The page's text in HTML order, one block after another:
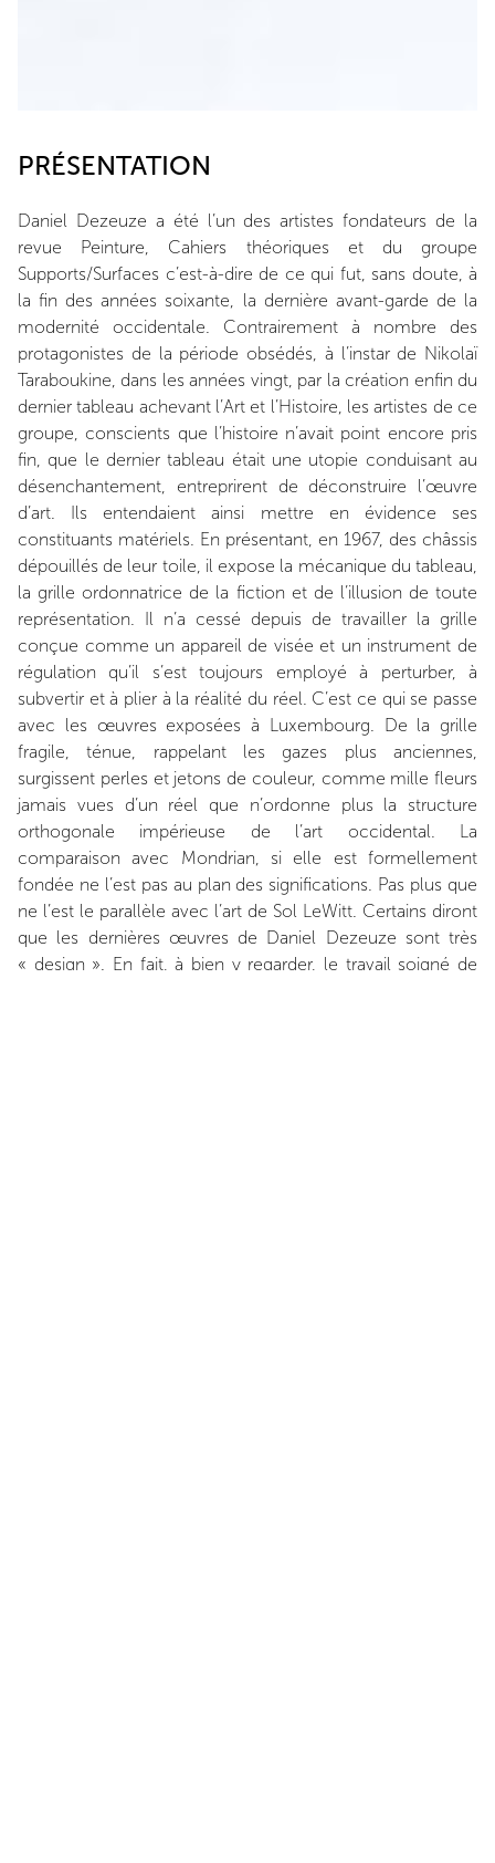
PRÉSENTATION
Daniel Dezeuze a été l’un des artistes fondateurs de la
revue Peinture, Cahiers théoriques et du groupe
Supports/Surfaces c’est-à-dire de ce qui fut, sans doute, à
la fin des années soixante, la dernière avant-garde de la
modernité occidentale. Contrairement à nombre des
protagonistes de la période obsédés, à l’instar de Nikolaï
Taraboukine, dans les années vingt, par la création enfin du
dernier tableau achevant l’Art et l’Histoire, les artistes de ce
groupe, conscients que l’histoire n’avait point encore pris
fin, que le dernier tableau était une utopie conduisant au
désenchantement, entreprirent de déconstruire l’œuvre
d’art. Ils entendaient ainsi mettre en évidence ses
constituants matériels. En présentant, en 1967, des châssis
dépouillés de leur toile, il expose la mécanique du tableau,
la grille ordonnatrice de la fiction et de l’illusion de toute
représentation. Il n’a cessé depuis de travailler la grille
conçue comme un appareil de visée et un instrument de
régulation qu’il s’est toujours employé à perturber, à
subvertir et à plier à la réalité du réel. C’est ce qui se passe
avec les œuvres exposées à Luxembourg. De la grille
fragile, ténue, rappelant les gazes plus anciennes,
surgissent perles et jetons de couleur, comme mille fleurs
jamais vues d’un réel que n’ordonne plus la structure
orthogonale impérieuse de l’art occidental. La
comparaison avec Mondrian, si elle est formellement
fondée ne l’est pas au plan des significations. Pas plus que
ne l’est le parallèle avec l’art de Sol LeWitt. Certains diront
que les dernières œuvres de Daniel Dezeuze sont très
« design ». En fait, à bien y regarder, le travail soigné de